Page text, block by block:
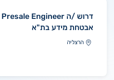
אבטחת מידע בת"א
הרצליה